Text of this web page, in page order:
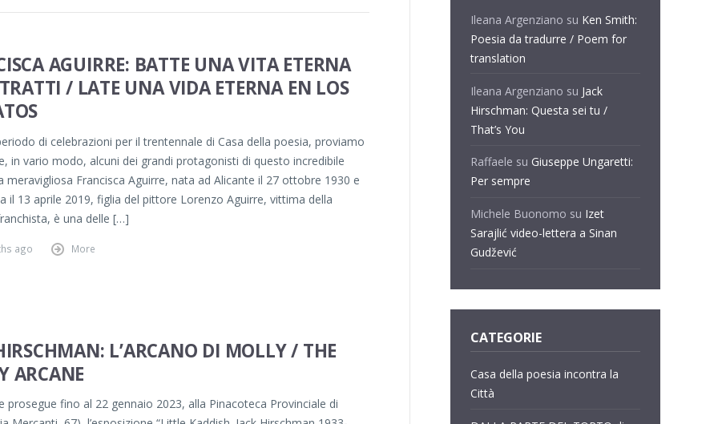
AGUIRRE: BATTE UNA VITA ETERNA
/ LATE UNA VIDA ETERNA EN LOS
di celebrazioni per il trentennale di Casa della poesia, proviamo
in vario modo, alcuni dei grandi protagonisti di questo incredibile
meravigliosa Francisca Aguirre, nata ad Alicante il 27 ottobre 1930 e
il 13 aprile 2019, figlia del pittore Lorenzo Aguirre, vittima della
è una delle […]
ago More
L’ARCANO DI MOLLY / THE
ARCANE
prosegue fino al 22 gennaio 2023, alla Pinacoteca Provinciale di
Ileana Argenziano su Ken Smith:
Poesia da tradurre / Poem for
translation
Ileana Argenziano su Jack
Hirschman: Questa sei tu /
That’s You
Raffaele su Giuseppe Ungaretti:
Per sempre
Michele Buonomo su Izet
Sarajlić video-lettera a Sinan
Gudžević
CATEGORIE
Casa della poesia incontra la
Città